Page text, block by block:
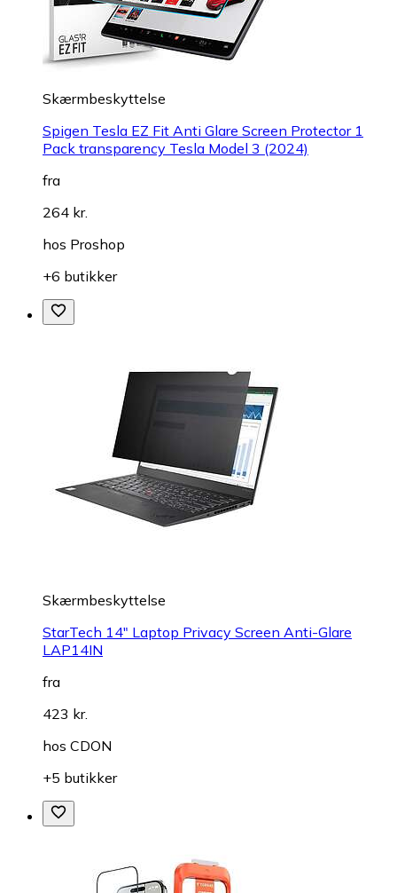
Skærmbeskyttelse
Spigen Tesla EZ Fit Anti Glare Screen Protector 1
Pack transparency Tesla Model 3 (2024)
fra
264 kr.
hos Proshop
+6 butikker
Skærmbeskyttelse
StarTech 14" Laptop Privacy Screen Anti-Glare
LAP14IN
fra
423 kr.
hos CDON
+5 butikker